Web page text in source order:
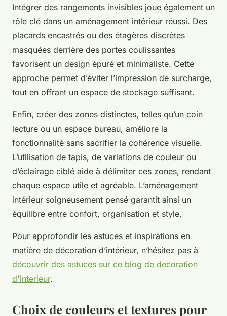
Intégrer des rangements invisibles joue également un
rôle clé dans un aménagement intérieur réussi. Des
placards encastrés ou des étagères discrètes
masquées derrière des portes coulissantes
favorisent un design épuré et minimaliste. Cette
approche permet d’éviter l’impression de surcharge,
tout en offrant un espace de stockage suffisant.
Enfin, créer des zones distinctes, telles qu’un coin
lecture ou un espace bureau, améliore la
fonctionnalité sans sacrifier la cohérence visuelle.
L’utilisation de tapis, de variations de couleur ou
d’éclairage ciblé aide à délimiter ces zones, rendant
chaque espace utile et agréable. L’aménagement
intérieur soigneusement pensé garantit ainsi un
équilibre entre confort, organisation et style.
Pour approfondir les astuces et inspirations en
matière de décoration d’intérieur, n’hésitez pas à
découvrir des astuces sur ce blog de decoration
d'interieur.
Choix de couleurs et textures pour